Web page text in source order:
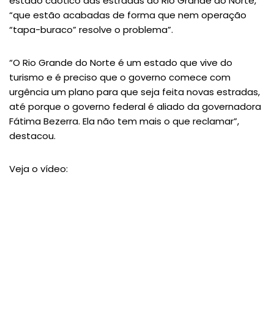
“que estão acabadas de forma que nem operação
“tapa-buraco” resolve o problema”.
“O Rio Grande do Norte é um estado que vive do
turismo e é preciso que o governo comece com
urgência um plano para que seja feita novas estradas,
até porque o governo federal é aliado da governadora
Fátima Bezerra. Ela não tem mais o que reclamar”,
destacou.
Veja o vídeo: